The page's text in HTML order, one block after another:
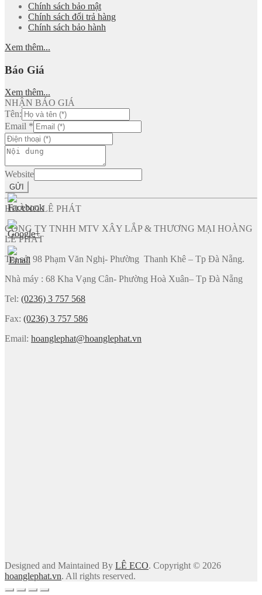
Chính sách bảo mật
Chính sách đổi trả hàng
Chính sách bảo hành
Xem thêm...
Báo Giá
Xem thêm...
NHẬN BÁO GIÁ
Tên:
Email *
Website
GỬI
HOÀNG LÊ PHÁT
CÔNG TY TNHH MTV XÂY LẮP & THƯƠNG MẠI HOÀNG
LÊ PHÁT
Trụ sở: 98 Phạm Văn Nghị- Phường Thanh Khê – Tp Đà Nẵng.
Nhà máy : 68 Kha Vạng Cân- Phường Hoà Xuân– Tp Đà Nẵng
Tel: (0236) 3 757 568
Fax: (0236) 3 757 586
Email: hoanglephat@hoanglephat.vn
Designed and Maintained By LÊ ECO. Copyright © 2026
hoanglephat.vn. All rights reserved.